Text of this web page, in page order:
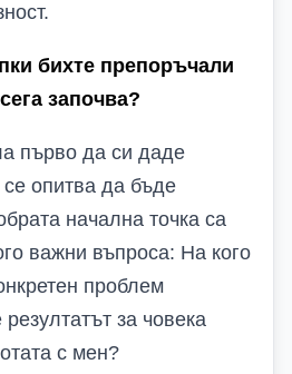
бихте препоръчали
започва?
първо да си даде
опитва да бъде
начална точка са
важни въпроса: На кого
проблем
за човека
с мен?